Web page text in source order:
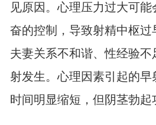
见原因。心理压力过大可
奋的控制，导致射精中枢过
夫妻关系不和谐、性经验
射发生。心理因素引起的
时间明显缩短，但阴茎勃起